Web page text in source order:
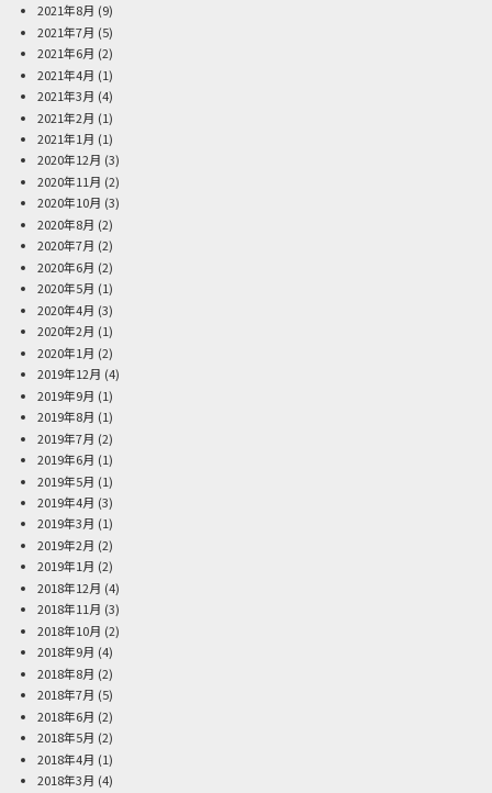
2021年8月 (9)
2021年7月 (5)
2021年6月 (2)
2021年4月 (1)
2021年3月 (4)
2021年2月 (1)
2021年1月 (1)
2020年12月 (3)
2020年11月 (2)
2020年10月 (3)
2020年8月 (2)
2020年7月 (2)
2020年6月 (2)
2020年5月 (1)
2020年4月 (3)
2020年2月 (1)
2020年1月 (2)
2019年12月 (4)
2019年9月 (1)
2019年8月 (1)
2019年7月 (2)
2019年6月 (1)
2019年5月 (1)
2019年4月 (3)
2019年3月 (1)
2019年2月 (2)
2019年1月 (2)
2018年12月 (4)
2018年11月 (3)
2018年10月 (2)
2018年9月 (4)
2018年8月 (2)
2018年7月 (5)
2018年6月 (2)
2018年5月 (2)
2018年4月 (1)
2018年3月 (4)